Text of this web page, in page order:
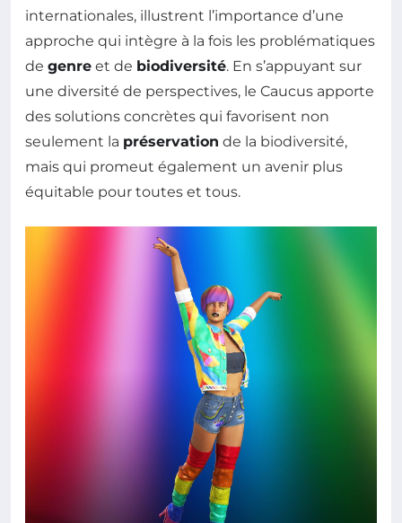
internationales, illustrent l’importance d’une
approche qui intègre à la fois les problématiques
de genre et de biodiversité. En s’appuyant sur
une diversité de perspectives, le Caucus apporte
des solutions concrètes qui favorisent non
seulement la préservation de la biodiversité,
mais qui promeut également un avenir plus
équitable pour toutes et tous.